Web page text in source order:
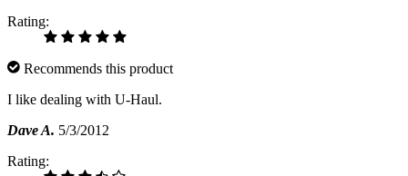
Rating:
Recommends this product
I like dealing with U-Haul.
Dave A. 5/3/2012
Rating: